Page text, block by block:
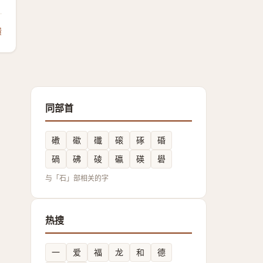
同部首
䃝 䃢 䃸 磙 硺
碈
碢
砩 碐 䃷 碤 礐
与「石」部相关的字
热搜
一 爱 福 龙 和 德